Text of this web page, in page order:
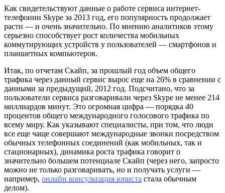
Как свидетельствуют данные о работе сервиса интернет-
телефонии Skype за 2013 год, его популярность продолжает
расти — и очень значительно. По мнению аналитиков этому
серьезно способствует рост количества мобильных
коммутирующих устройств у пользователей — смартфонов и
планшетных компьютеров.
Итак, по отчетам Скайп, за прошлый год объем общего
трафика через данный сервис вырос еще на 26% в сравнении с
данными за предыдущий, 2012 год. Подсчитано, что за
пользователи сервиса разговаривали через Skype не менее 214
миллиардов минут. Это огромная цифра — порядка 40
процентов общего международного голосового трафика по
всему миру. Как указывают специалисты, при том, что люди
все еще чаще совершают международные звонки посредством
обычных телефонных соединений (как мобильных, так и
стационарных), динамика роста трафика говорит о
значительно большем потенциале Скайп (через него, запросто
можно не только разговаривать, но и получать услуги —
например, онлайн консультация юриста стала обычным
делом).